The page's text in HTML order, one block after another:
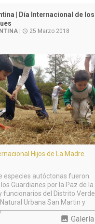
| Día Internacional de los
access_time 25 Marzo 2018
Hijos de La Madre
especies autóctonas fueron
Guardianes por la Paz de la
funcionarios del Distrito Verde
Urbana San Martin y
photo Galería